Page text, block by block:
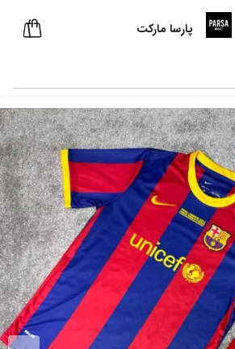
پارسا مارکت